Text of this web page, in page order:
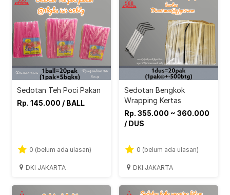
Sedotan Teh Poci Pakan
Rp. 145.000 / BALL
0 (belum ada ulasan)
DKI JAKARTA
Sedotan Bengkok
Wrapping Kertas
Rp. 355.000 ~ 360.000
/ DUS
0 (belum ada ulasan)
DKI JAKARTA